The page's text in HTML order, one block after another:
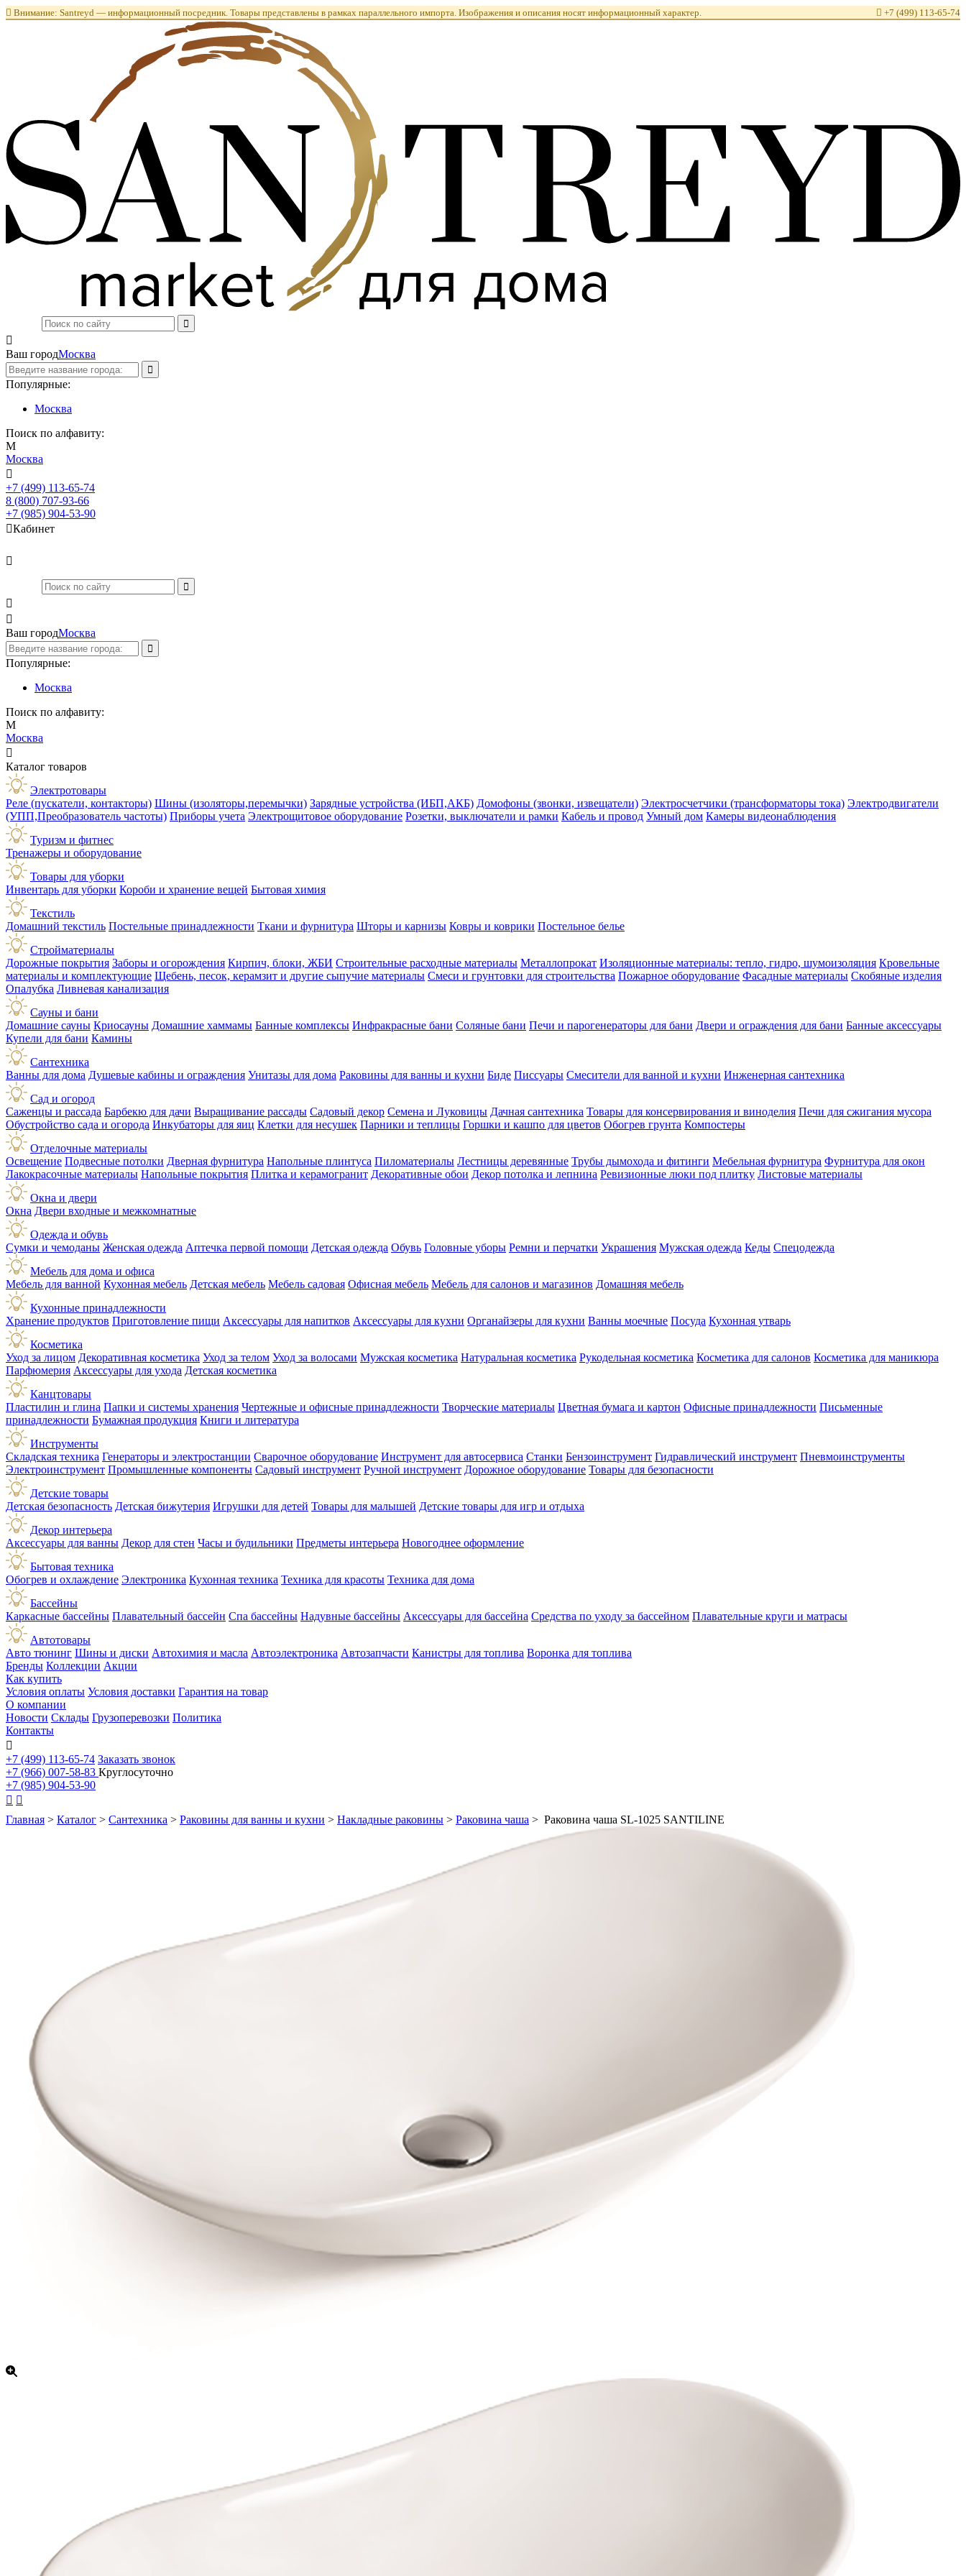
 Внимание: Santreyd — информационный посредник. Товары представлены в рамках параллельного импорта. Изображения и описания носят информационный характер.  +7 (499) 113-65-74

Ваш городМосква
Популярные:
Москва
Поиск по алфавиту:
М
Москва

+7 (499) 113-65-74
8 (800) 707-93-66
+7 (985) 904-53-90
Кабинет



Ваш городМосква
Популярные:
Москва
Поиск по алфавиту:
М
Москва

Каталог товаров
Электротовары
Реле (пускатели, контакторы) Шины (изоляторы,перемычки) Зарядные устройства (ИБП,АКБ) Домофоны (звонки, извещатели) Электросчетчики (трансформаторы тока) Электродвигатели
(УПП,Преобразователь частоты) Приборы учета Электрощитовое оборудование Розетки, выключатели и рамки Кабель и провод Умный дом Камеры видеонаблюдения
Туризм и фитнес
Тренажеры и оборудование
Товары для уборки
Инвентарь для уборки Короби и хранение вещей Бытовая химия
Текстиль
Домашний текстиль Постельные принадлежности Ткани и фурнитура Шторы и карнизы Ковры и коврики Постельное белье
Стройматериалы
Дорожные покрытия Заборы и огорождения Кирпич, блоки, ЖБИ Строительные расходные материалы Металлопрокат Изоляционные материалы: тепло, гидро, шумоизоляция Кровельные
материалы и комплектующие Щебень, песок, керамзит и другие сыпучие материалы Смеси и грунтовки для строительства Пожарное оборудование Фасадные материалы Скобяные изделия
Опалубка Ливневая канализация
Сауны и бани
Домашние сауны Криосауны Домашние хаммамы Банные комплексы Инфракрасные бани Соляные бани Печи и парогенераторы для бани Двери и ограждения для бани Банные аксессуары
Купели для бани Камины
Сантехника
Ванны для дома Душевые кабины и ограждения Унитазы для дома Раковины для ванны и кухни Биде Писсуары Смесители для ванной и кухни Инженерная сантехника
Сад и огород
Саженцы и рассада Барбекю для дачи Выращивание рассады Садовый декор Семена и Луковицы Дачная сантехника Товары для консервирования и виноделия Печи для сжигания мусора
Обустройство сада и огорода Инкубаторы для яиц Клетки для несушек Парники и теплицы Горшки и кашпо для цветов Обогрев грунта Компостеры
Отделочные материалы
Освещение Подвесные потолки Дверная фурнитура Напольные плинтуса Пиломатериалы Лестницы деревянные Трубы дымохода и фитинги Мебельная фурнитура Фурнитура для окон
Лакокрасочные материалы Напольные покрытия Плитка и керамогранит Декоративные обои Декор потолка и лепнина Ревизионные люки под плитку Листовые материалы
Окна и двери
Окна Двери входные и межкомнатные
Одежда и обувь
Сумки и чемоданы Женская одежда Аптечка первой помощи Детская одежда Обувь Головные уборы Ремни и перчатки Украшения Мужская одежда Кеды Спецодежда
Мебель для дома и офиса
Мебель для ванной Кухонная мебель Детская мебель Мебель садовая Офисная мебель Мебель для салонов и магазинов Домашняя мебель
Кухонные принадлежности
Хранение продуктов Приготовление пищи Аксессуары для напитков Аксессуары для кухни Органайзеры для кухни Ванны моечные Посуда Кухонная утварь
Косметика
Уход за лицом Декоративная косметика Уход за телом Уход за волосами Мужская косметика Натуральная косметика Рукодельная косметика Косметика для салонов Косметика для маникюра
Парфюмерия Аксессуары для ухода Детская косметика
Канцтовары
Пластилин и глина Папки и системы хранения Чертежные и офисные принадлежности Творческие материалы Цветная бумага и картон Офисные принадлежности Письменные
принадлежности Бумажная продукция Книги и литература
Инструменты
Складская техника Генераторы и электростанции Сварочное оборудование Инструмент для автосервиса Станки Бензоинструмент Гидравлический инструмент Пневмоинструменты
Электроинструмент Промышленные компоненты Садовый инструмент Ручной инструмент Дорожное оборудование Товары для безопасности
Детские товары
Детская безопасность Детская бижутерия Игрушки для детей Товары для малышей Детские товары для игр и отдыха
Декор интерьера
Аксессуары для ванны Декор для стен Часы и будильники Предметы интерьера Новогоднее оформление
Бытовая техника
Обогрев и охлаждение Электроника Кухонная техника Техника для красоты Техника для дома
Бассейны
Каркасные бассейны Плавательный бассейн Спа бассейны Надувные бассейны Аксессуары для бассейна Средства по уходу за бассейном Плавательные круги и матрасы
Автотовары
Авто тюнинг Шины и диски Автохимия и масла Автоэлектроника Автозапчасти Канистры для топлива Воронка для топлива
Бренды Коллекции Акции
Как купить
Условия оплаты Условия доставки Гарантия на товар
О компании
Новости Склады Грузоперевозки Политика
Контакты

+7 (499) 113-65-74 Заказать звонок
+7 (966) 007-58-83 Круглосуточно
+7 (985) 904-53-90
 
Главная > Каталог > Сантехника > Раковины для ванны и кухни > Накладные раковины > Раковина чаша > Раковина чаша SL-1025 SANTILINE